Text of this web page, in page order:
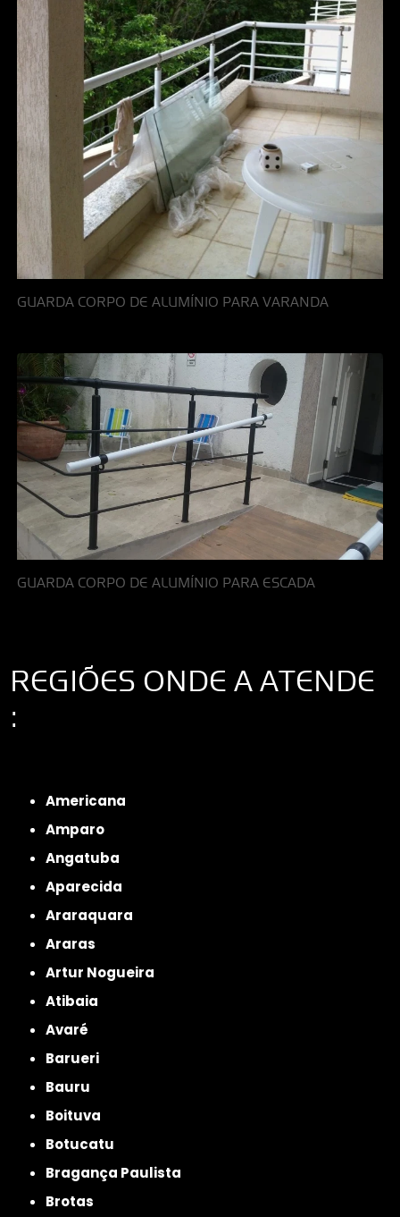
GUARDA CORPO DE ALUMÍNIO PARA VARANDA
GUARDA CORPO DE ALUMÍNIO PARA ESCADA
REGIÕES ONDE A ATENDE
:
Americana
Amparo
Angatuba
Aparecida
Araraquara
Araras
Artur Nogueira
Atibaia
Avaré
Barueri
Bauru
Boituva
Botucatu
Bragança Paulista
Brotas